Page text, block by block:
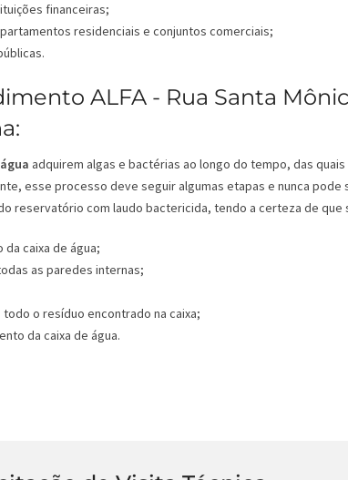
financeiras;
residenciais e conjuntos comerciais;
ALFA - Rua Santa
adquirem algas e bactérias ao longo do tempo, das
esse processo deve seguir algumas etapas e nunca
reservatório com laudo bactericida, tendo a certeza de que
da caixa de água;
as paredes internas;
todo o resíduo encontrado na caixa;
da caixa de água.